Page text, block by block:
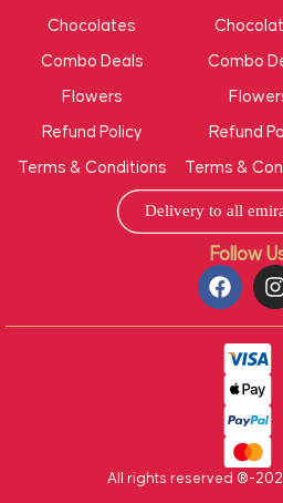
Follow
Chocolates
Combo Deals
Flowers
Refund Policy
Terms & Conditions
Combo
Refund
Terms &
All rights reserved ®-